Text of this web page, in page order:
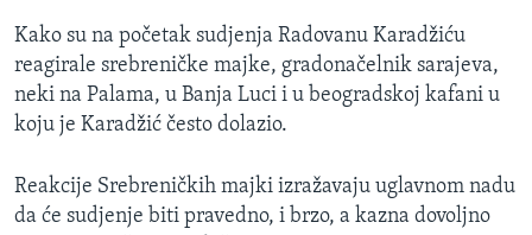
SVIJET
KORUPCIJA
SLOBODA MEDIJA
ŽENSKA STRANA
IZBJEGLIČKA STRANA
MAGAZIN
Kako su na početak sudjenja Radovanu Karadžiću
reagirale srebreničke majke, gradonačelnik sarajeva,
neki na Palama, u Banja Luci i u beogradskoj kafani u
koju je Karadžić često dolazio.
Reakcije Srebreničkih majki izražavaju uglavnom nadu
da će sudjenje biti pravedno, i brzo, a kazna dovoljno